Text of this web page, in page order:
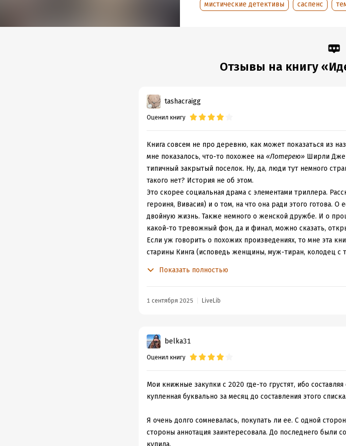
Дата написания:1 января 2024
мистические детективы
саспенс
Отзывы на книгу
tashacraigg
Оценил книгу
Книга совсем не про деревню, как может показаться из
мне показалось, что-то похожее на «Лотерею»Ширли
типичный закрытый поселок. Ну, да, люди тут немного
такого нет? История не об этом.
Это скорее социальная драма с элементами триллера.
героиня, Вивасия) и о том, на что она ради этого готова.
двойную жизнь. Также немного о женской дружбе. И о
какой-то тревожный фон, да и финал, можно сказать,
Если уж говорить о похожих произведениях, то мне эта
старины Кинга (исповедь женщины, муж-тиран, колодец с
неожиданности, особенно в конце. Но всё равно не то. Да
дверями, книга, возможно, понравится. Просто, на мой
жанра.
Показать полностью
1 сентября 2025 LiveLib
belka31
Оценил книгу
Мои книжные закупки с 2020 где-то грустят, ибо
купленная буквально за месяц до составления этого списка.
Я очень долго сомневалась, покупать ли ее. С одной
стороны аннотация заинтересовала. До последнего были
купила.